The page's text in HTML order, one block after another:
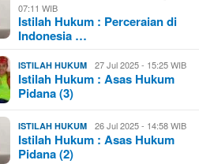
07:11 WIB
Istilah Hukum : Perceraian di
Indonesia …
ISTILAH HUKUM 27 Jul 2025 - 15:25 WIB
Istilah Hukum : Asas Hukum
Pidana (3)
ISTILAH HUKUM 26 Jul 2025 - 14:58 WIB
Istilah Hukum : Asas Hukum
Pidana (2)